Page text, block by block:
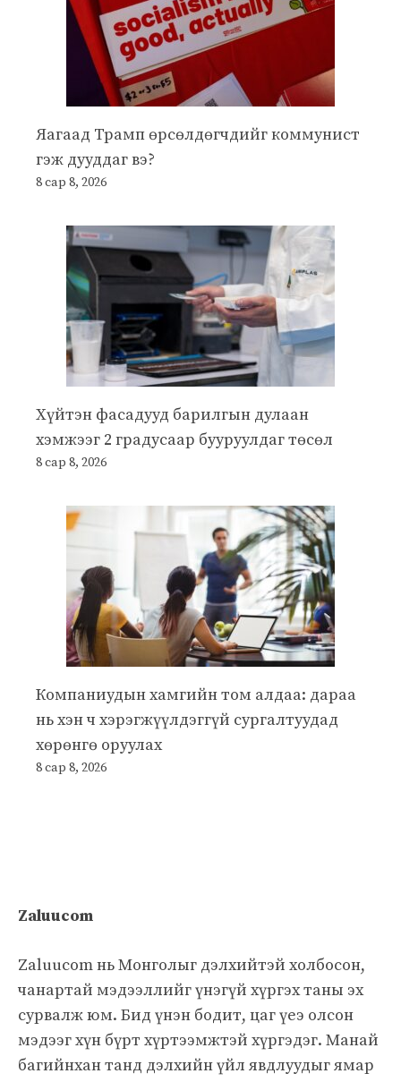
Яагаад Трамп өрсөлдөгчдийг коммунист
гэж дууддаг вэ?
8 сар 8, 2026
Хүйтэн фасадууд барилгын дулаан
хэмжээг 2 градусаар бууруулдаг төсөл
8 сар 8, 2026
Компаниудын хамгийн том алдаа: дараа
нь хэн ч хэрэгжүүлдэггүй сургалтуудад
хөрөнгө оруулах
8 сар 8, 2026
Zaluucom
Zaluucom нь Монголыг дэлхийтэй холбосон,
чанартай мэдээллийг үнэгүй хүргэх таны эх
сурвалж юм. Бид үнэн бодит, цаг үеэ олсон
мэдээг хүн бүрт хүртээмжтэй хүргэдэг. Манай
багийнхан танд дэлхийн үйл явдлуудыг ямар